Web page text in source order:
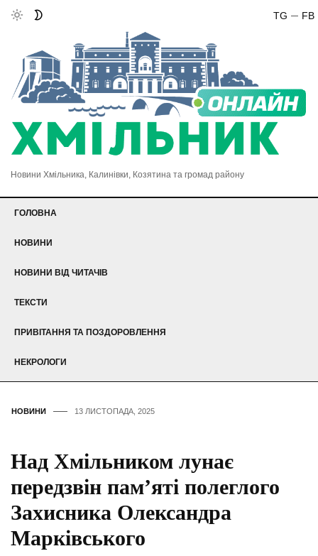
FB
TG
Новини Хмільника, Калинівки, Козятина та громад району
ГОЛОВНА
НОВИНИ
НОВИНИ ВІД ЧИТАЧІВ
ТЕКСТИ
ПРИВІТАННЯ ТА ПОЗДОРОВЛЕННЯ
НЕКРОЛОГИ
НОВИНИ 13 ЛИСТОПАДА, 2025
Над Хмільником лунає
передзвін пам’яті полеглого
Захисника Олександра
Марківського